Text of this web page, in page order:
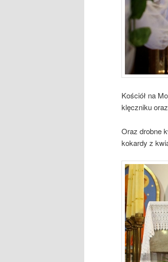
Kościół na
klęczniku
Oraz drobne
kokardy z